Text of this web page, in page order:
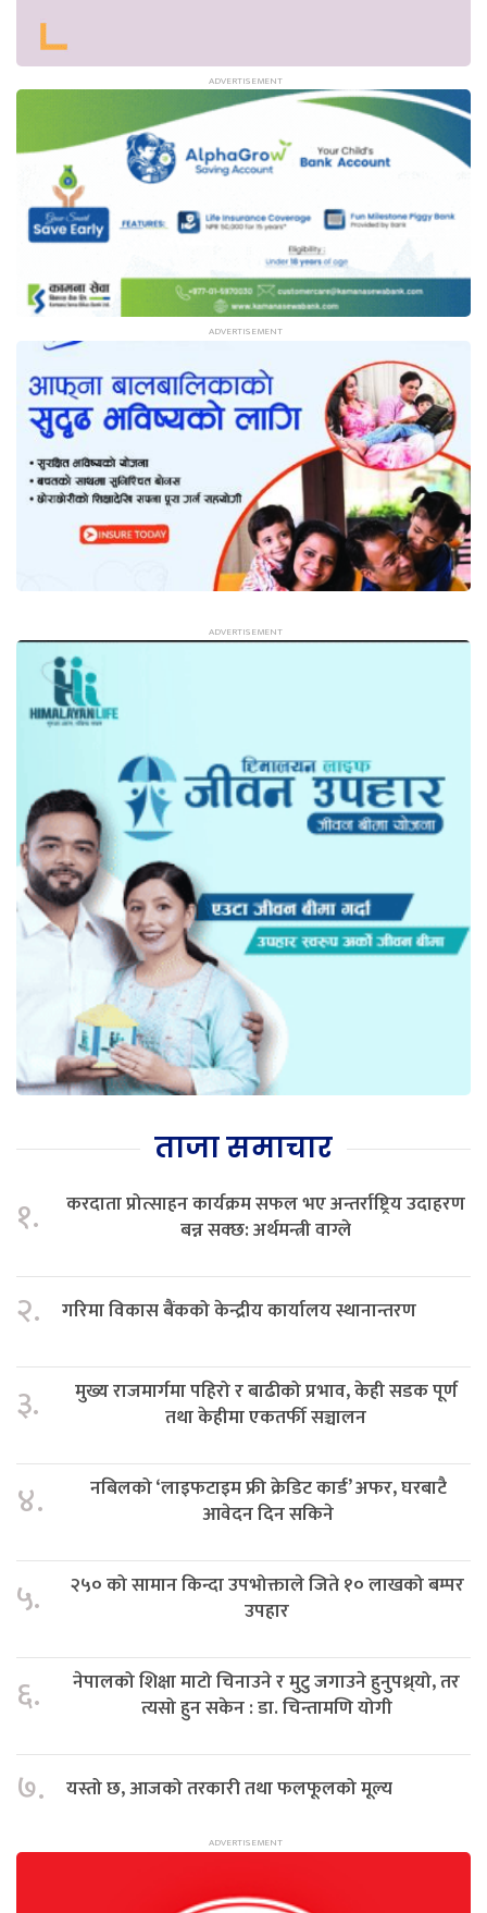
ताजा समाचार
१.
करदाता प्रोत्साहन कार्यक्रम सफल भए अन्तर्राष्ट्रिय उदाहरण
बन्न सक्छ: अर्थमन्त्री वाग्ले
२. गरिमा विकास बैंकको केन्द्रीय कार्यालय स्थानान्तरण
३.
मुख्य राजमार्गमा पहिरो र बाढीको प्रभाव, केही सडक पूर्ण
तथा केहीमा एकतर्फी सञ्चालन
४.
नबिलको ‘लाइफटाइम फ्री क्रेडिट कार्ड’ अफर, घरबाटै
आवेदन दिन सकिने
५.
२५० को सामान किन्दा उपभोक्ताले जिते १० लाखको बम्पर
उपहार
६.
नेपालको शिक्षा माटो चिनाउने र मुटु जगाउने हुनुपथ्र्यो, तर
त्यसो हुन सकेन : डा. चिन्तामणि योगी
७. यस्तो छ, आजको तरकारी तथा फलफूलको मूल्य